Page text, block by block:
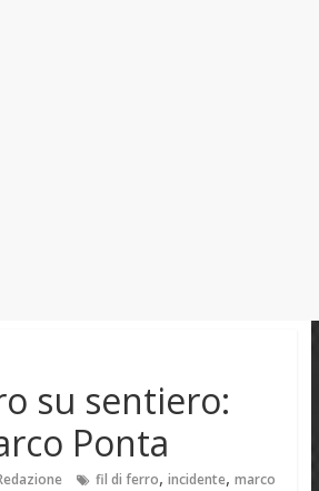
su sentiero:
Ponta
fil di ferro, incidente, marco